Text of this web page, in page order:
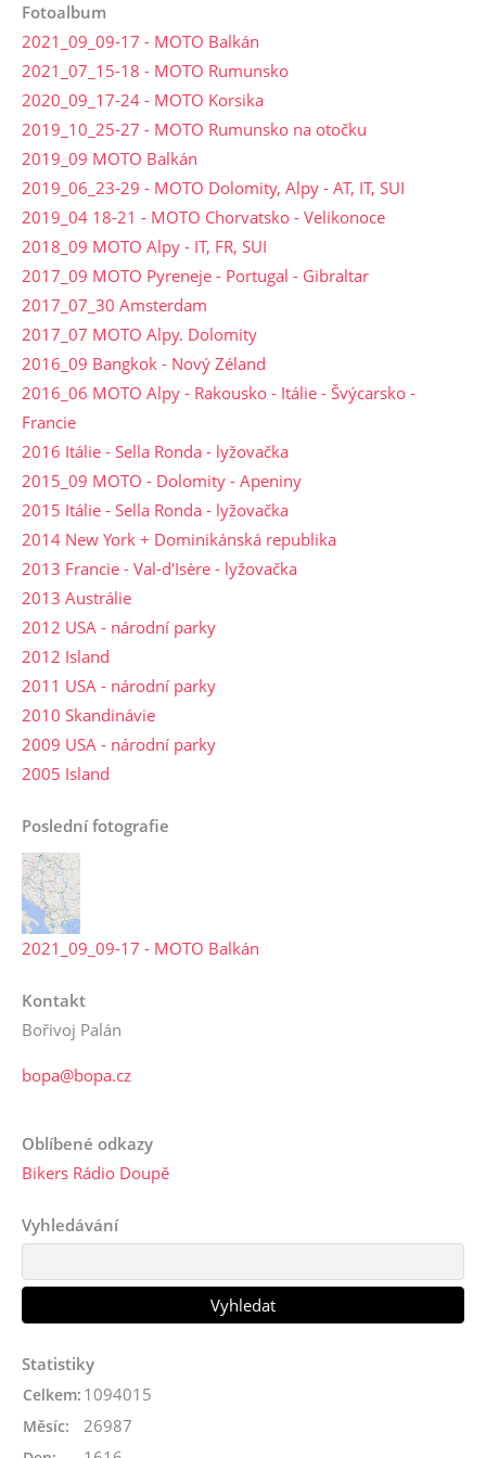
Fotoalbum
2021_09_09-17 - MOTO Balkán
2021_07_15-18 - MOTO Rumunsko
2020_09_17-24 - MOTO Korsika
2019_10_25-27 - MOTO Rumunsko na otočku
2019_09 MOTO Balkán
2019_06_23-29 - MOTO Dolomity, Alpy - AT, IT, SUI
2019_04 18-21 - MOTO Chorvatsko - Velikonoce
2018_09 MOTO Alpy - IT, FR, SUI
2017_09 MOTO Pyreneje - Portugal - Gibraltar
2017_07_30 Amsterdam
2017_07 MOTO Alpy. Dolomity
2016_09 Bangkok - Nový Zéland
2016_06 MOTO Alpy - Rakousko - Itálie - Švýcarsko -
Francie
2016 Itálie - Sella Ronda - lyžovačka
2015_09 MOTO - Dolomity - Apeniny
2015 Itálie - Sella Ronda - lyžovačka
2014 New York + Dominikánská republika
2013 Francie - Val-d'Isère - lyžovačka
2013 Austrálie
2012 USA - národní parky
2012 Island
2011 USA - národní parky
2010 Skandinávie
2009 USA - národní parky
2005 Island
Poslední fotografie
2021_09_09-17 - MOTO Balkán
Kontakt
Bořivoj Palán
bopa@bopa.cz
Oblíbené odkazy
Bikers Rádio Doupě
Vyhledávání
Statistiky
Celkem: 1094015
Měsíc: 26987